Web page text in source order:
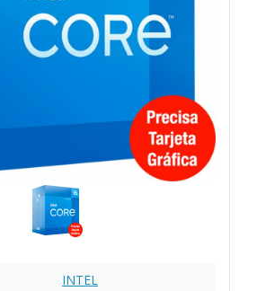
INTEL